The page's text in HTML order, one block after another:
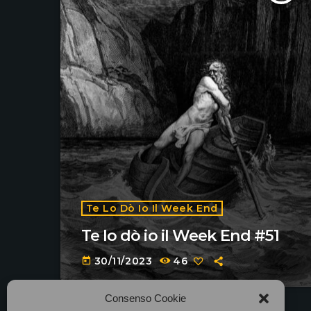
Consenso Cookie
Te Lo Dò Io Il Week End
Te lo dò io il Week End #51
today 30/11/2023 46